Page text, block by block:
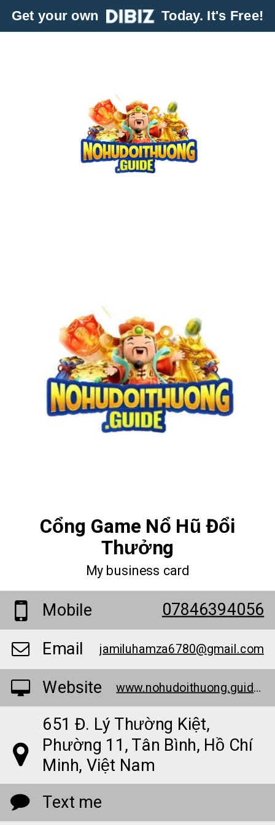
Get your own Today. It's Free!
Cổng Game Nổ Hũ Đổi
Thưởng
My business card
Mobile
07846394056
Email
jamiluhamza6780@gmail.com
Website www.nohudoithuong.guide/
651 Đ. Lý Thường Kiệt,
Phường 11, Tân Bình, Hồ Chí
Minh, Việt Nam
Text me